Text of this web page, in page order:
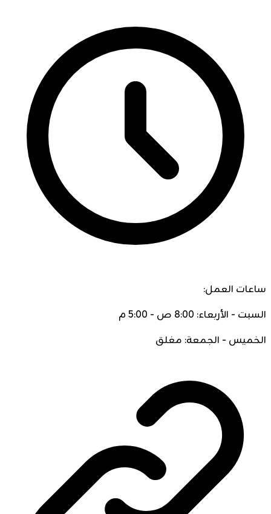
ساعات العمل:
السبت - الأربعاء: 8:00 ص - 5:00 م
الخميس - الجمعة: مغلق